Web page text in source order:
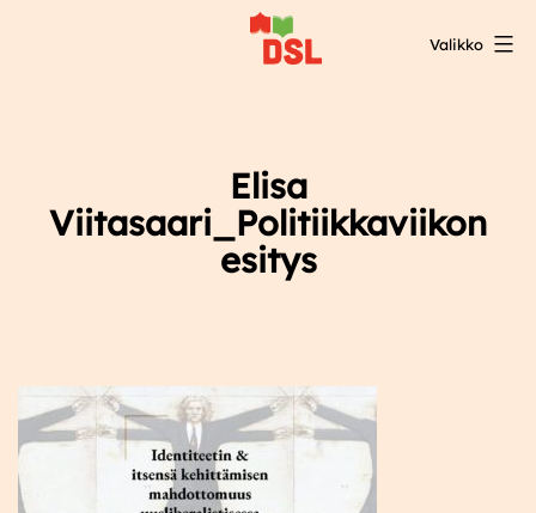
Valikko
Elisa
Viitasaari_Politiikkaviikon
esitys